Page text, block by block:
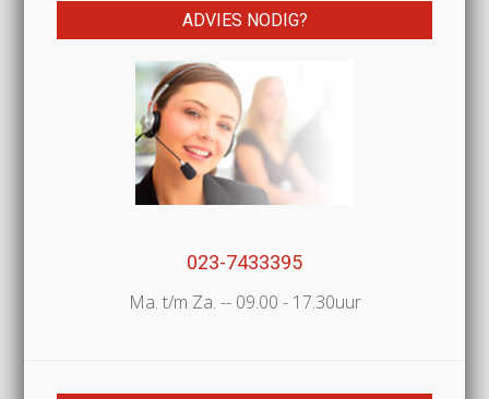
ADVIES NODIG?
023-7433395
Ma. t/m Za. -- 09.00 - 17.30uur